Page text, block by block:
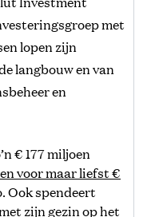
met
lopen zijn
langbouw en van
en
€ 177 miljoen
voor maar liefst €
Ook spendeert
zijn gezin op het